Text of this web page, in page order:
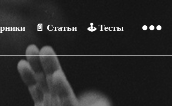
📄 Статьи 🕹️ Тесты